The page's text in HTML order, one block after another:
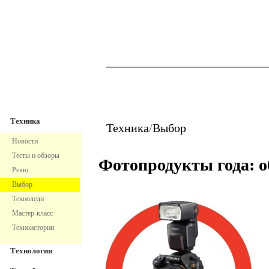
Техника
Новости
Тесты и обзоры
Ревю
Выбор
Техноледи
Мастер-класс
Техноистории
Технологии
Техника/Выбор
Фотопродукты года: